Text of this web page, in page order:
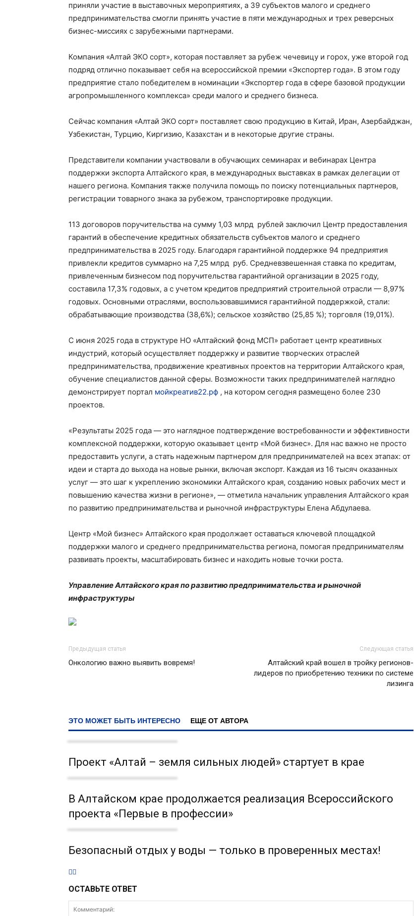
приняли участие в выставочных мероприятиях, а 39 субъектов малого и среднего
предпринимательства смогли принять участие в пяти международных и трех реверсных
бизнес-миссиях с зарубежными партнерами.
Компания «Алтай ЭКО сорт», которая поставляет за рубеж чечевицу и горох, уже второй год
подряд отлично показывает себя на всероссийской премии «Экспортер года». В этом году
предприятие стало победителем в номинации «Экспортер года в сфере базовой продукции
агропромышленного комплекса» среди малого и среднего бизнеса.
Сейчас компания «Алтай ЭКО сорт» поставляет свою продукцию в Китай, Иран, Азербайджан,
Узбекистан, Турцию, Киргизию, Казахстан и в некоторые другие страны.
Представители компании участвовали в обучающих семинарах и вебинарах Центра
поддержки экспорта Алтайского края, в международных выставках в рамках делегации от
нашего региона. Компания также получила помощь по поиску потенциальных партнеров,
регистрации товарного знака за рубежом, транспортировке продукции.
113 договоров поручительства на сумму 1,03 млрд рублей заключил Центр предоставления
гарантий в обеспечение кредитных обязательств субъектов малого и среднего
предпринимательства в 2025 году. Благодаря гарантийной поддержке 94 предприятия
привлекли кредитов суммарно на 7,25 млрд руб. Средневзвешенная ставка по кредитам,
привлеченным бизнесом под поручительства гарантийной организации в 2025 году,
составила 17,3% годовых, а с учетом кредитов предприятий строительной отрасли — 8,97%
годовых. Основными отраслями, воспользовавшимися гарантийной поддержкой, стали:
обрабатывающие производства (38,6%); сельское хозяйство (25,85 %); торговля (19,01%).
С июня 2025 года в структуре НО «Алтайский фонд МСП» работает центр креативных
индустрий, который осуществляет поддержку и развитие творческих отраслей
предпринимательства, продвижение креативных проектов на территории Алтайского края,
обучение специалистов данной сферы. Возможности таких предпринимателей наглядно
демонстрирует портал мойкреатив22.рф , на котором сегодня размещено более 230
проектов.
«Результаты 2025 года — это наглядное подтверждение востребованности и эффективности
комплексной поддержки, которую оказывает центр «Мой бизнес». Для нас важно не просто
предоставить услуги, а стать надежным партнером для предпринимателей на всех этапах: от
идеи и старта до выхода на новые рынки, включая экспорт. Каждая из 16 тысяч оказанных
услуг — это шаг к укреплению экономики Алтайского края, созданию новых рабочих мест и
повышению качества жизни в регионе», — отметила начальник управления Алтайского края
по развитию предпринимательства и рыночной инфраструктуры Елена Абдулаева.
Центр «Мой бизнес» Алтайского края продолжает оставаться ключевой площадкой
поддержки малого и среднего предпринимательства региона, помогая предпринимателям
развивать проекты, масштабировать бизнес и находить новые точки роста.
Управление Алтайского края по развитию предпринимательства и рыночной
инфраструктуры
Предыдущая статья
Онкологию важно выявить вовремя!
Следующая статья
Алтайский край вошел в тройку регионов-
лидеров по приобретению техники по системе
лизинга
ЭТО МОЖЕТ БЫТЬ ИНТЕРЕСНО ЕЩЕ ОТ АВТОРА
Проект «Алтай – земля сильных людей» стартует в крае
В Алтайском крае продолжается реализация Всероссийского
проекта «Первые в профессии»
Безопасный отдых у воды — только в проверенных местах!
ОСТАВЬТЕ ОТВЕТ